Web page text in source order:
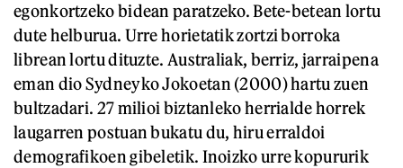
egonkortzeko bidean paratzeko. Bete-betean lortu
dute helburua. Urre horietatik zortzi borroka
librean lortu dituzte. Australiak, berriz, jarraipena
eman dio Sydneyko Jokoetan (2000) hartu zuen
bultzadari. 27 milioi biztanleko herrialde horrek
laugarren postuan bukatu du, hiru erraldoi
demografikoen gibeletik. Inoizko urre kopururik